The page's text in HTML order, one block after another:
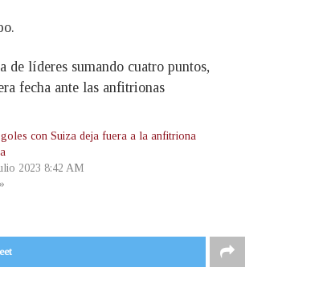
de líderes sumando cuatro puntos,
fecha ante las anfitrionas
con Suiza deja fuera a la anfitriona
2023 8:42 AM